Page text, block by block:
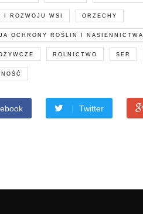
I ROZWOJU WSI ORZECHY
OCHRONY ROŚLIN I NASIENNICTWA
ROLNICTWO SER
Twitter